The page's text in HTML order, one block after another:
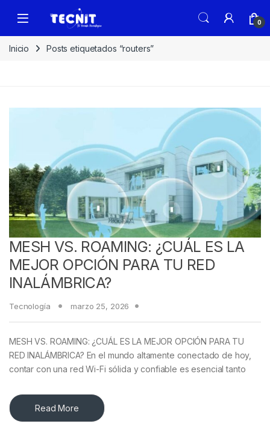
0
Inicio Posts etiquetados “routers”
MESH VS. ROAMING: ¿CUÁL ES LA
MEJOR OPCIÓN PARA TU RED
INALÁMBRICA?
Tecnología marzo 25, 2026
MESH VS. ROAMING: ¿CUÁL ES LA MEJOR OPCIÓN PARA TU
RED INALÁMBRICA? En el mundo altamente conectado de hoy,
contar con una red Wi-Fi sólida y confiable es esencial tanto
Read More